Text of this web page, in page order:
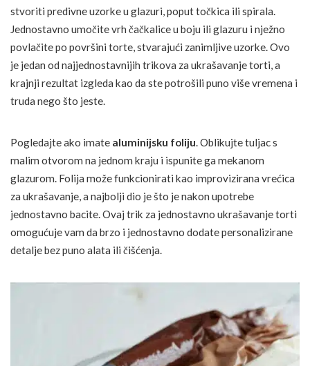
stvoriti predivne uzorke u glazuri, poput točkica ili spirala.
Jednostavno umočite vrh čačkalice u boju ili glazuru i nježno
povlačite po površini torte, stvarajući zanimljive uzorke. Ovo
je jedan od najjednostavnijih trikova za ukrašavanje torti, a
krajnji rezultat izgleda kao da ste potrošili puno više vremena i
truda nego što jeste.
Pogledajte ako imate aluminijsku foliju. Oblikujte tuljac s
malim otvorom na jednom kraju i ispunite ga mekanom
glazurom. Folija može funkcionirati kao improvizirana vrećica
za ukrašavanje, a najbolji dio je što je nakon upotrebe
jednostavno bacite. Ovaj trik za jednostavno ukrašavanje torti
omogućuje vam da brzo i jednostavno dodate personalizirane
detalje bez puno alata ili čišćenja.